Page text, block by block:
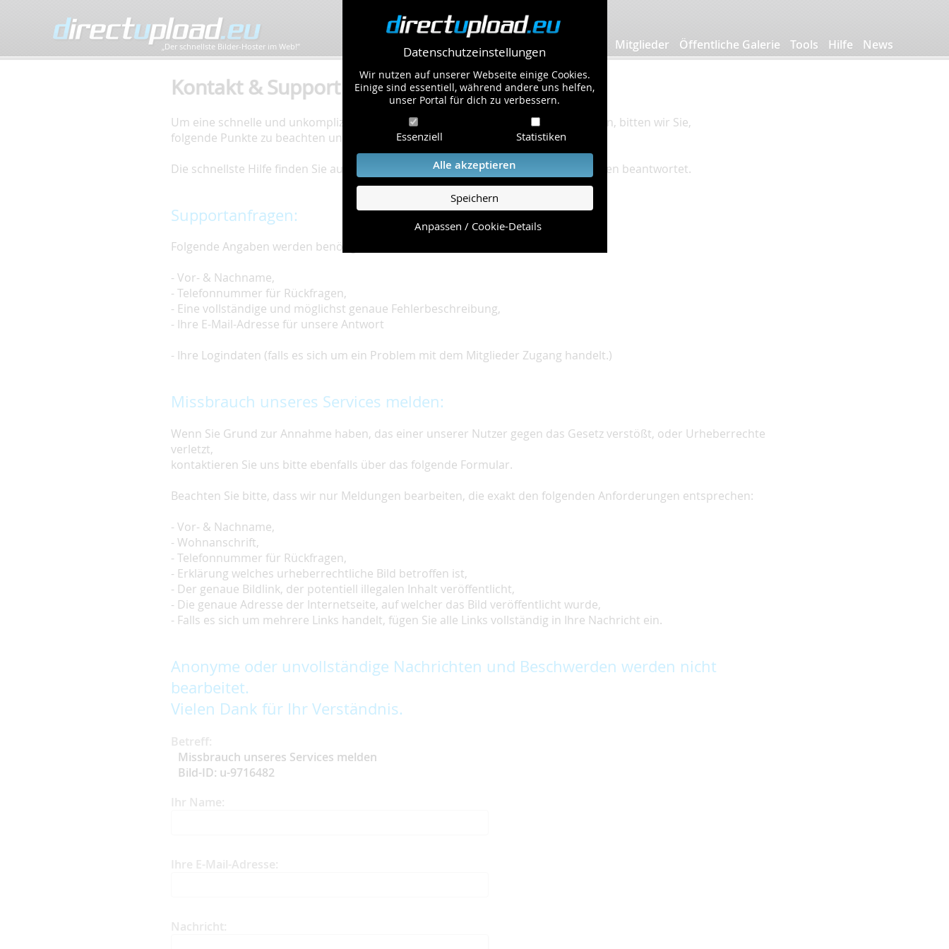
Datenschutzeinstellungen
Wir nutzen auf unserer Webseite einige Cookies.
Einige sind essentiell, während andere uns helfen,
unser Portal für dich zu verbessern.
Essenziell Statistiken
Alle akzeptieren
Speichern
Anpassen / Cookie-Details
„Der schnellste Bilder-Hoster im Web!” Mitglieder Öffentliche Galerie Tools Hilfe News
Kontakt & Support
Um eine schnelle und unkomplizierte Bearbeitung Ihres Problems zu gewährleisten, bitten wir Sie,
folgende Punkte zu beachten und einzuhalten.
Die schnellste Hilfe finden Sie auf unserer
Hilfe Seite, die die häufig gestellten Fragen beantwortet.
Supportanfragen:
Folgende Angaben werden benötigt:
- Vor- & Nachname,
- Telefonnummer für Rückfragen,
- Eine vollständige und möglichst genaue Fehlerbeschreibung,
- Ihre E-Mail-Adresse für unsere Antwort
- Ihre Logindaten (falls es sich um ein Problem mit dem Mitglieder Zugang handelt.)
Missbrauch unseres Services melden:
Wenn Sie Grund zur Annahme haben, das einer unserer Nutzer gegen das Gesetz verstößt, oder Urheberrechte
verletzt,
kontaktieren Sie uns bitte ebenfalls über das folgende Formular.
Beachten Sie bitte, dass wir nur Meldungen bearbeiten, die exakt den folgenden Anforderungen entsprechen:
- Vor- & Nachname,
- Wohnanschrift,
- Telefonnummer für Rückfragen,
- Erklärung welches urheberrechtliche Bild betroffen ist,
- Der genaue Bildlink, der potentiell illegalen Inhalt veröffentlicht,
- Die genaue Adresse der Internetseite, auf welcher das Bild veröffentlicht wurde,
- Falls es sich um mehrere Links handelt, fügen Sie alle Links vollständig in Ihre Nachricht ein.
Anonyme oder unvollständige Nachrichten und Beschwerden werden nicht
bearbeitet.
Vielen Dank für Ihr Verständnis.
Betreff:
Missbrauch unseres Services melden
Bild-ID: u-9716482
Ihr Name:
Ihre E-Mail-Adresse:
Nachricht: